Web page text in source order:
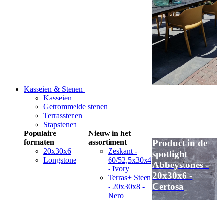
Kasseien & Stenen
Kasseien
Getrommelde stenen
Terrasstenen
Stapstenen
Populaire
formaten
20x30x6
Longstone
Nieuw in het
assortiment
Zeskant -
60/52,5x30x4
- Ivory
Terras+ Steen
- 20x30x8 -
Nero
Product in de
spotlight
Abbeystones -
20x30x6 -
Certosa